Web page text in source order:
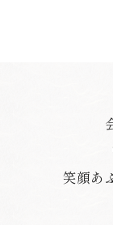
笑顔あ